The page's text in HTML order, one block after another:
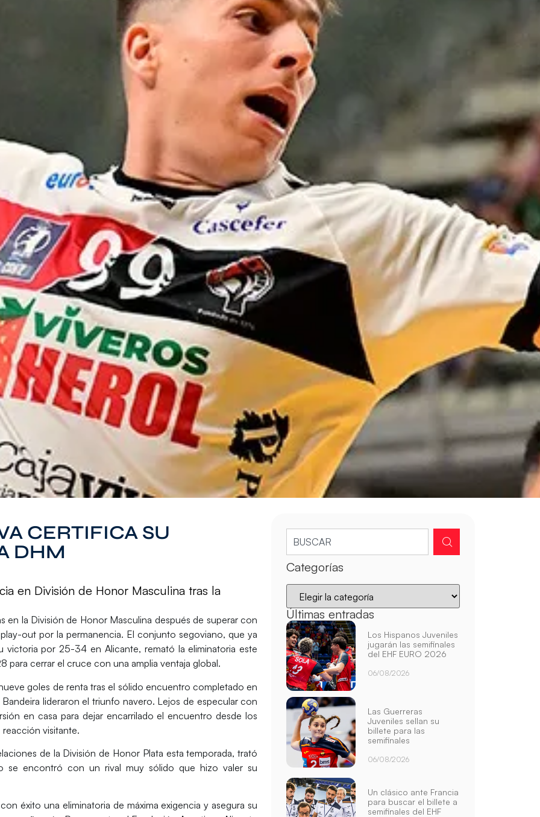
CERTIFICA SU
DHM
en División de Honor Masculina tras la
en la División de Honor Masculina después de superar con
out por la permanencia. El conjunto segoviano, que ya
victoria por 25-34 en Alicante, remató la eliminatoria este
cerrar el cruce con una amplia ventaja global.
goles de renta tras el sólido encuentro completado en
lideraron el triunfo navero. Lejos de especular con
en casa para dejar encarrilado el encuentro desde los
visitante.
de la División de Honor Plata esta temporada, trató
se encontró con un rival muy sólido que hizo valer su
éxito una eliminatoria de máxima exigencia y asegura su
Categorías
Últimas entradas
Los Hispanos Juveniles
jugarán las semifinales
del EHF EURO 2026
06/08/2026
Las Guerreras
Juveniles sellan su
billete para las
semifinales
06/08/2026
Un clásico ante Francia
para buscar el billete a
semifinales del EHF